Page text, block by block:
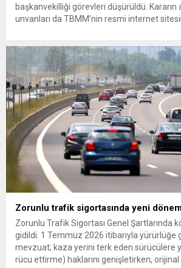
başkanvekilliği görevleri düşürüldü. Kararın
unvanları da TBMM’nin resmi internet
çıkarma cezası uygulanmak üzere Yüksek
(YDK) sevk edilen ve partideki tüm
Zorunlu trafik sigortasında yeni
Zorunlu Trafik Sigortası Genel Şartlarında
gidildi. 1 Temmuz 2026 itibarıyla yürürlüğe
mevzuat; kaza yerini terk eden sürücülere
rücu ettirme) haklarını genişletirken, orijinal